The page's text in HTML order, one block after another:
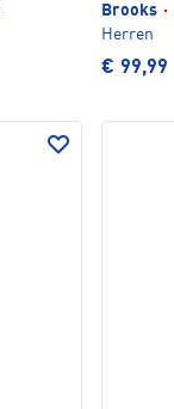
Brooks ·
Herren
€ 99,99